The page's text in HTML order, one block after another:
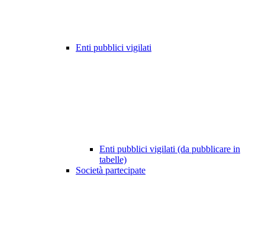
Enti pubblici vigilati
Enti pubblici vigilati (da pubblicare in
tabelle)
Società partecipate